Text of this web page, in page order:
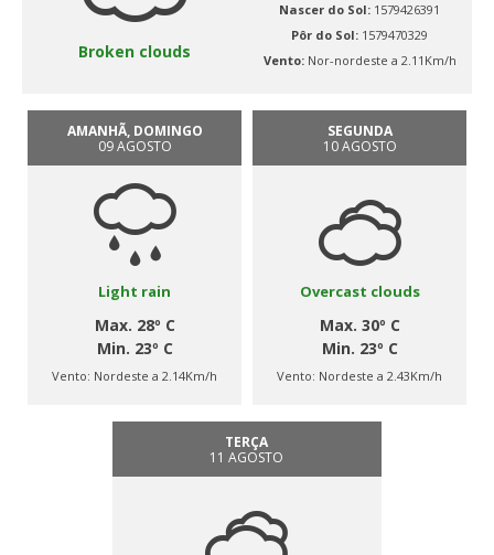
Broken clouds
Nascer do Sol: 1579426391
Pôr do Sol: 1579470329
Vento: Nor-nordeste a 2.11Km/h
AMANHÃ, DOMINGO
09 AGOSTO
Light rain
Max. 28º C
Min. 23º C
Vento: Nordeste a 2.14Km/h
SEGUNDA
10 AGOSTO
Overcast clouds
Max. 30º C
Min. 23º C
Vento: Nordeste a 2.43Km/h
TERÇA
11 AGOSTO